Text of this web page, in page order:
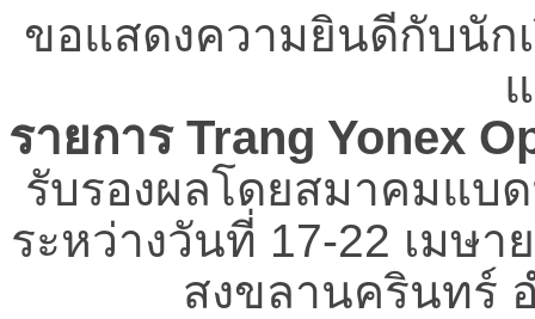
ขอแสดงความยินดีกับนัก
รายการ Trang Yonex
รับรองผลโดยสมาคมแบ
ระหว่างวันที่ 17-22 เมษ
สงขลานครินทร์